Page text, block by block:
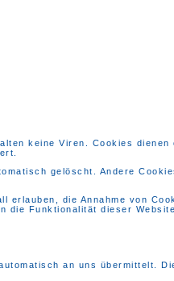
keine Viren. Cookies
gelöscht. Andere
die Annahme von
die Funktionalität dieser
an uns übermittelt.